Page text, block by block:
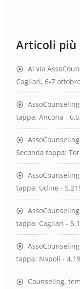
Articoli
Al via
Cagliari, 6-7 ottobre
tappa: Ancona -
Seconda tappa:
tappa: Udine -
tappa: Cagliari -
tappa: Napoli -
Counseling,